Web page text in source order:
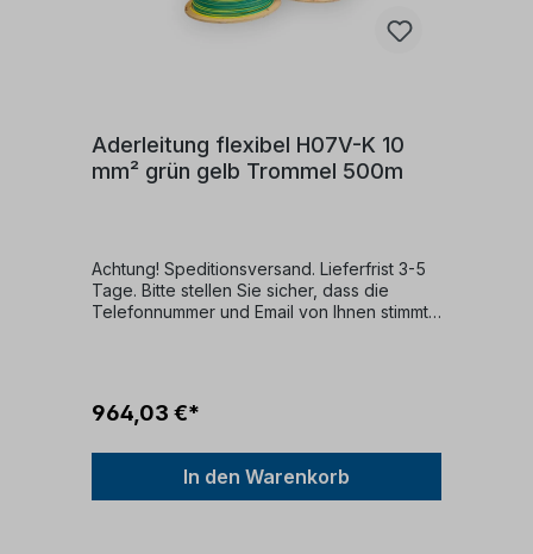
Aderleitung flexibel H07V-K 10
mm² grün gelb Trommel 500m
Achtung! Speditionsversand. Lieferfrist 3-5
Tage. Bitte stellen Sie sicher, dass die
Telefonnummer und Email von Ihnen stimmt.
gelbKonformität: DIN EN 50525-2-31 (VDE
VKabelaufbau:Dieses Kabel verfügt über
folgende Struktur:Ein feindrähtiger
964,03 €*
In den Warenkorb